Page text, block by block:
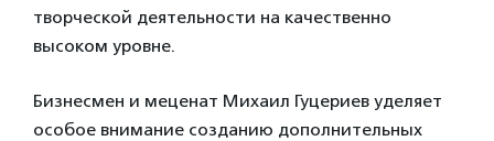
творческой деятельности на качественно
высоком уровне.
Бизнесмен и меценат Михаил Гуцериев уделяет
особое внимание созданию дополнительных